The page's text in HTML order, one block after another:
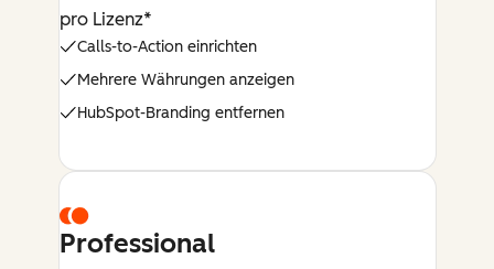
pro Lizenz*
Calls-to-Action einrichten
Mehrere Währungen anzeigen
HubSpot-Branding entfernen
Professional